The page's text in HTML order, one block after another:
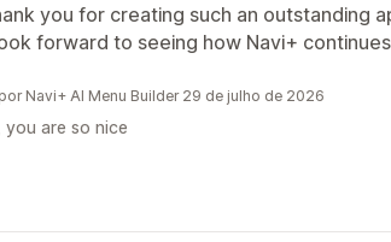
you for creating such an outstanding
forward to seeing how Navi+
Navi+ AI Menu Builder 29 de julho de 2026
you are so nice